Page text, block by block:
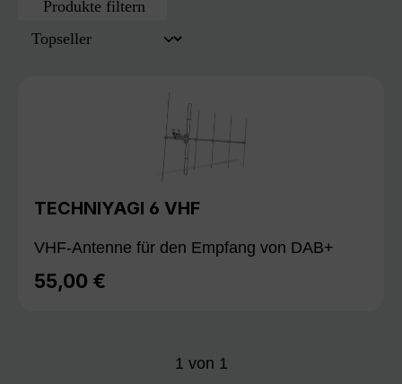
Produkte filtern
TECHNIYAGI 6 VHF
VHF-Antenne für den Empfang von DAB+
Regulärer Preis:
55,00 €
1 von 1